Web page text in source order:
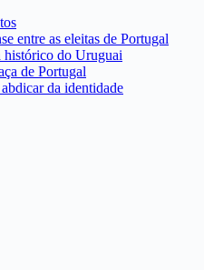
entre as eleitas de Portugal
histórico do Uruguai
de Portugal
da identidade